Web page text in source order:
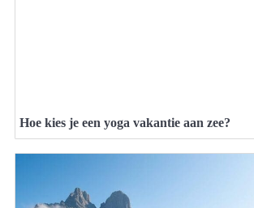
Hoe kies je een yoga vakantie aan zee?